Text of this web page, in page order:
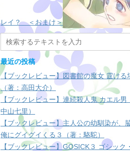
レイ？ ＜おまけ＞
最近の投稿
【ブックレビュー】図書館の魔女 霆ける
（著：高田大介）
【ブックレビュー】連続殺人鬼 カエル男
中山七里）
【ブックレビュー】主人公の幼馴染が、
俺にグイグイくる３（著：駱駝）
【ブックレビュー】GOSICK３ ゴシック